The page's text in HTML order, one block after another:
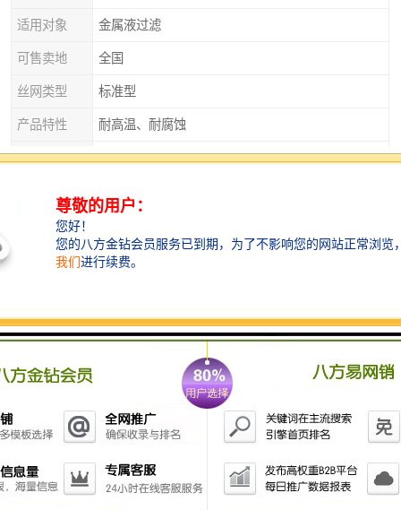
适用对象 金属液过滤
可售卖地 全国
丝网类型 标准型
产品特性 耐高温、耐腐蚀
厚度 2mm
过滤效果
使用温度 高温
网孔宽 1.5/2.0/2.5/4.0
净化金属熔液
简化浇注系统